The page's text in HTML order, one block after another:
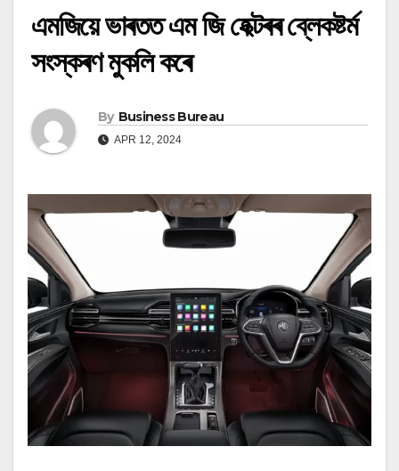
এমজিয়ে ভাৰতত এম জি হেক্টৰৰ ব্লেকষ্টৰ্ম
সংস্কৰণ মুকলি কৰে
By Business Bureau
APR 12, 2024